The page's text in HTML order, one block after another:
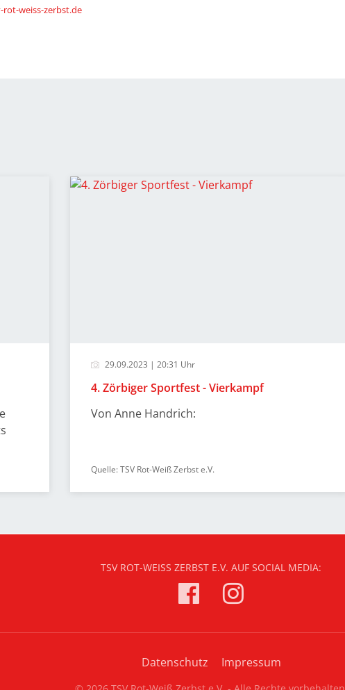
weiss-zerbst.de
29.09.2023 | 20:31 Uhr
4. Zörbiger Sportfest - Vierkampf
Von Anne Handrich:
Quelle: TSV Rot-Weiß Zerbst e.V.
TSV ROT-WEISS ZERBST E.V. AUF SOCIAL MEDIA:
Datenschutz Impressum